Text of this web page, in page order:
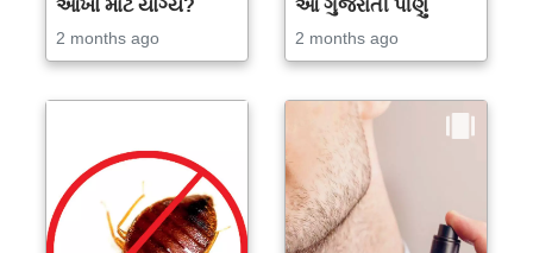
આંખો માટે યોગ્ય?
2 months ago
આ ગુજરાતી પીણું
2 months ago